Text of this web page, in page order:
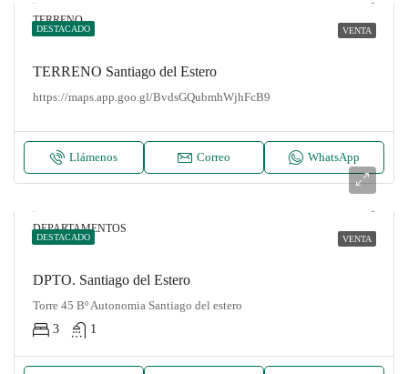
DESTACADO VENTA
TERRENO
TERRENO Santiago del Estero
https://maps.app.goo.gl/BvdsGQubmhWjhFcB9
Llámenos Correo WhatsApp
DESTACADO VENTA
DEPARTAMENTOS
DPTO. Santiago del Estero
Torre 45 Bº Autonomia Santiago del estero
3
1